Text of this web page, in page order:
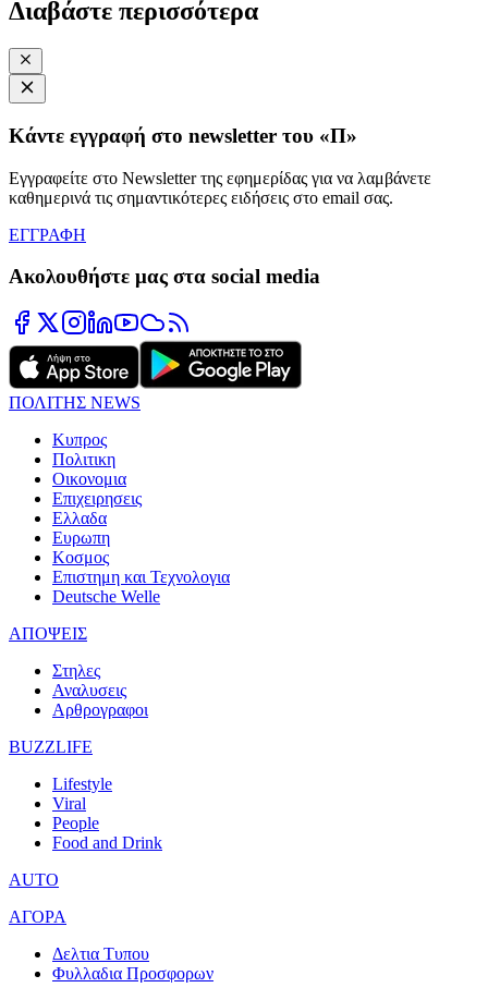
Διαβάστε περισσότερα
Κάντε εγγραφή στο newsletter του «Π»
Εγγραφείτε στο Newsletter της εφημερίδας για να λαμβάνετε
καθημερινά τις σημαντικότερες ειδήσεις στο email σας.
ΕΓΓΡΑΦΗ
Ακολουθήστε μας στα social media
ΠΟΛΙΤΗΣ NEWS
Κυπρος
Πολιτικη
Οικονομια
Επιχειρησεις
Ελλαδα
Ευρωπη
Κοσμος
Επιστημη και Τεχνολογια
Deutsche Welle
ΑΠΟΨΕΙΣ
Στηλες
Αναλυσεις
Αρθρογραφοι
BUZZLIFE
Lifestyle
Viral
People
Food and Drink
AUTO
ΑΓΟΡΑ
Δελτια Τυπου
Φυλλαδια Προσφορων